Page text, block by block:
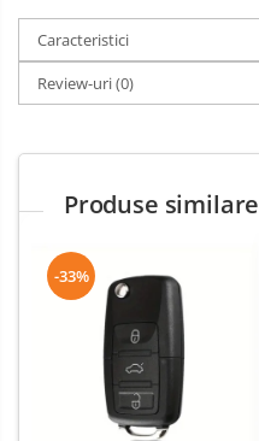
Caracteristici
Review-uri(0)
Produse similare
-33%